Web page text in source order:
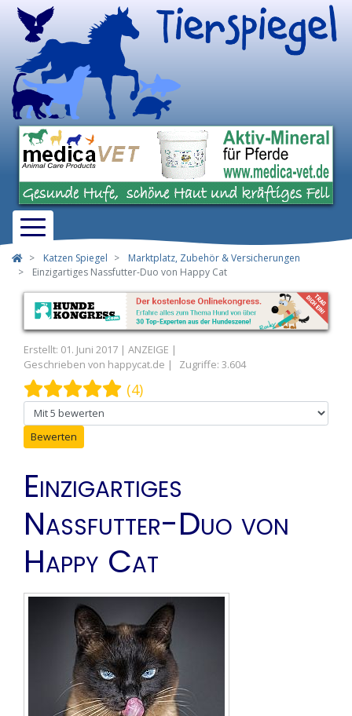
Katzen Spiegel
Marktplatz, Zubehör & Versicherungen
Einzigartiges Nassfutter-Duo von Happy Cat
Erstellt: 01. Juni 2017
Geschrieben von happycat.de Zugriffe: 3.604
Bewertung:5/5 (4)
Bitte bewerten
Einzigartiges
Nassfutter-Duo von
Happy Cat